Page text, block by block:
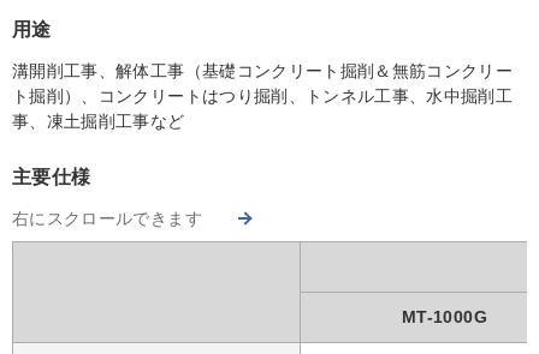
用途
溝開削工事、解体工事（基礎コンクリート掘削＆無筋コンクリー
ト掘削）、コンクリートはつり掘削、トンネル工事、水中掘削工
事、凍土掘削工事など
主要仕様
右にスクロールできます
MT-1000G